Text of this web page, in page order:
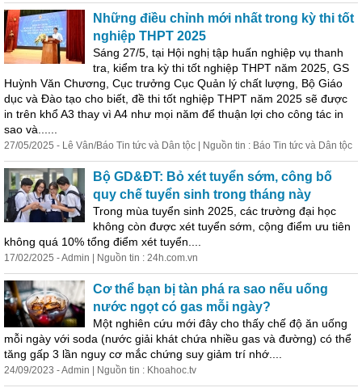
Những điều chỉnh mới nhất trong kỳ thi tốt
nghiệp THPT 2025
Sáng 27/5, tại Hội nghị tập huấn nghiệp vụ thanh
tra, kiểm tra kỳ thi tốt nghiệp THPT năm 2025, GS
Huỳnh Văn Chương, Cục trưởng Cục Quản lý chất lượng, Bộ Giáo
dục và Đào tạo cho biết, đề thi tốt nghiệp THPT năm 2025 sẽ được
in trên khổ A3 thay vì A4 như mọi năm để thuận lợi cho công tác in
sao và......
27/05/2025 - Lê Vân/Báo Tin tức và Dân tộc | Nguồn tin : Báo Tin tức và Dân tộc
Bộ GD&ĐT: Bỏ xét tuyển sớm, công bố
quy chế tuyển sinh trong tháng này
Trong mùa tuyển sinh 2025, các trường đại học
không còn được xét tuyển sớm, cộng điểm ưu tiên
không quá 10% tổng điểm xét tuyển....
17/02/2025 - Admin | Nguồn tin : 24h.com.vn
Cơ thể bạn bị tàn phá ra sao nếu uống
nước ngọt có gas mỗi ngày?
Một nghiên cứu mới đây cho thấy chế độ ăn uống
mỗi ngày với soda (nước giải khát chứa nhiều gas và đường) có thể
tăng gấp 3 lần nguy cơ mắc chứng suy giảm trí nhớ....
24/09/2023 - Admin | Nguồn tin : Khoahoc.tv